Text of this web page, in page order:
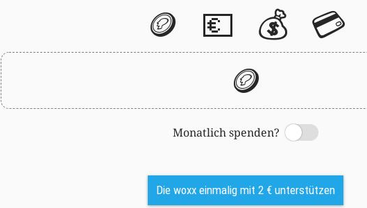
🪙 💶 💰 💳
🪙
Monatlich spenden?
Switch
Die woxx einmalig mit 2 € unterstützen